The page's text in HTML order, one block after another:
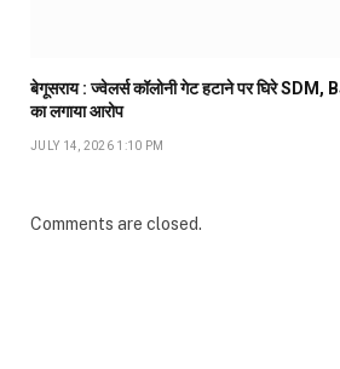
बेगूसराय : ज्वेलर्स कॉलोनी गेट हटाने पर घिरे SDM,
का लगाया आरोप
JULY 14, 2026 1:10 PM
Comments are closed.